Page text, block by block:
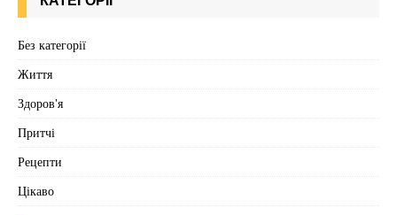
Без категорії
Життя
Здоров'я
Притчі
Рецепти
Цікаво